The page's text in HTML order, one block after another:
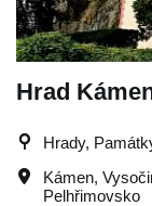
Hrad
Hrady,
Kámen,
Pelhřimovsko